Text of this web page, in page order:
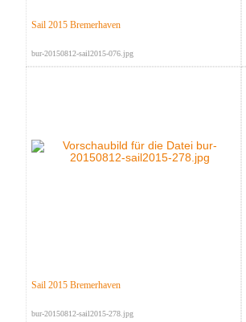
Sail 2015 Bremerhaven
bur-20150812-sail2015-076.jpg
Sail 2015 Bremerhaven
bur-20150812-sail2015-278.jpg